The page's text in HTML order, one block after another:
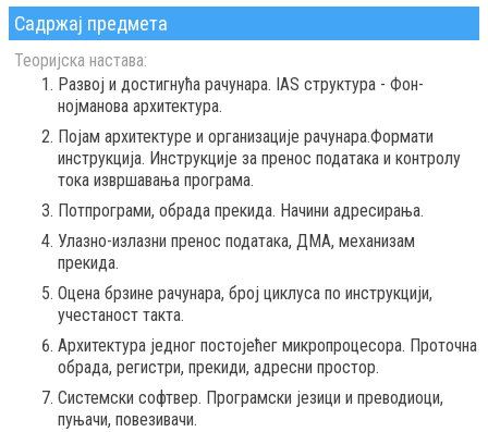
Садржај предмета
Теоријска настава:
Развој и достигнућа рачунара. IAS структура - Фон-
нојманова архитектура.
Појам архитектуре и организације рачунара.Формати
инструкција. Инструкције за пренос података и контролу
тока извршавања програма.
Потпрограми, обрада прекида. Начини адресирања.
Улазно-излазни пренос података, ДМА, механизам
прекида.
Оцена брзине рачунара, број циклуса по инструкцији,
учестаност такта.
Архитектура једног постојећег микропроцесора. Проточна
обрада, регистри, прекиди, адресни простор.
Системски софтвер. Програмски језици и преводиоци,
пуњачи, повезивачи.